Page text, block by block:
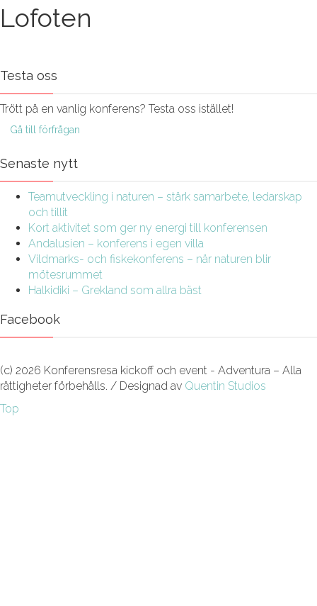
Lofoten
Testa oss
Trött på en vanlig konferens? Testa oss istället!
Gå till förfrågan
Senaste nytt
Teamutveckling i naturen – stärk samarbete, ledarskap
och tillit
Kort aktivitet som ger ny energi till konferensen
Andalusien – konferens i egen villa
Vildmarks- och fiskekonferens – när naturen blir
mötesrummet
Halkidiki – Grekland som allra bäst
Facebook
(c) 2026 Konferensresa kickoff och event - Adventura – Alla
rättigheter förbehålls. / Designad av Quentin Studios
Top